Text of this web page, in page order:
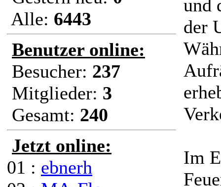
Alle: 6443
Benutzer online:
Besucher: 237
Mitglieder: 3
Gesamt: 240
Jetzt online:
01 : ebnerh
und
der
Im